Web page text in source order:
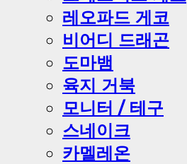
레오파드 게코
비어디 드래곤
도마뱀
육지 거북
모니터 / 테구
스네이크
카멜레온